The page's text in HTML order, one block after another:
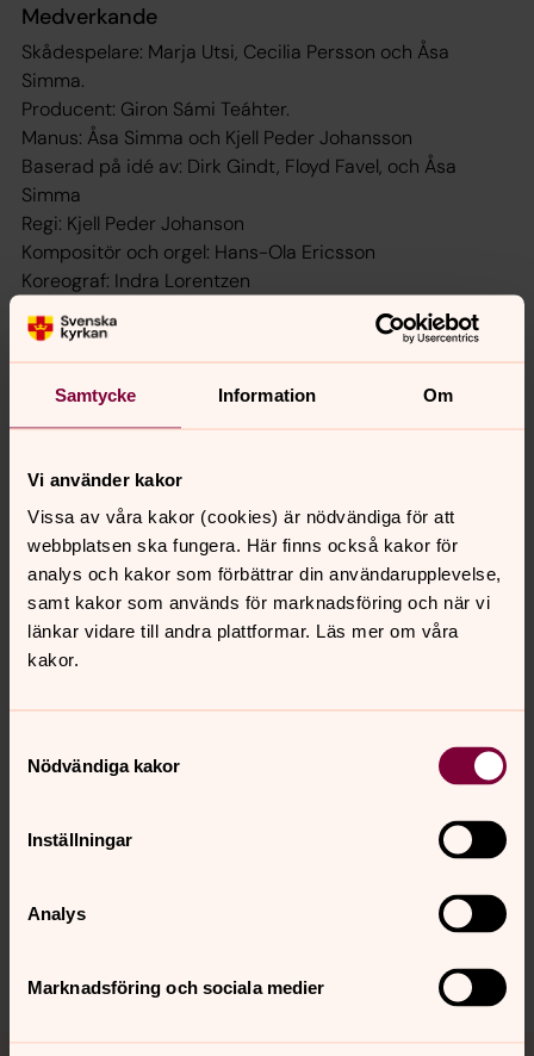
Samtycke Information Om
Vi använder kakor
Vissa av våra kakor (cookies) är nödvändiga för att
webbplatsen ska fungera. Här finns också kakor för
analys och kakor som förbättrar din användarupplevelse,
samt kakor som används för marknadsföring och när vi
länkar vidare till andra plattformar. Läs mer om våra
kakor.
Nödvändiga kakor
Inställningar
Analys
Marknadsföring och sociala medier
Medverkande
Skådespelare: Marja Utsi, Cecilia Persson och Åsa
Simma.
Producent: Giron Sámi Teáhter.
Manus: Åsa Simma och Kjell Peder Johansson
Baserad på idé av: Dirk Gindt, Floyd Favel, och Åsa
Simma
Regi: Kjell Peder Johanson
Kompositör och orgel: Hans-Ola Ericsson
Koreograf: Indra Lorentzen
Bildkonst: Britta Marakatt-Labba
Rumslig gestaltning: Agneta Enzell
Kostymdesign: Sara Svonni
Maskdesign: Cajsa Jackson
Slagverk: Tommy Björk
Se föreställningen Ursäkten i
Västerås
Datum: 14 mars, 2026
Tid: 19:00
Plats:Västerås domkyrka
Turné: februari–mars 2026
Synpunkter eller frågor på sidans
vasteras.stift@svenskakyrkan.se
Tillbaka till toppen
Tillbaka till innehållet